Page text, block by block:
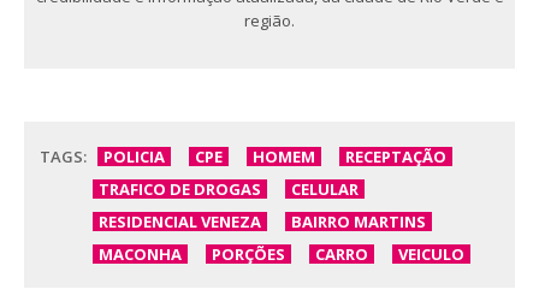
região.
TAGS: POLICIA CPE HOMEM
RECEPTAÇÃO
TRAFICO DE DROGAS
CELULAR
RESIDENCIAL VENEZA
BAIRRO MARTINS
MACONHA
PORÇÕES CARRO VEICULO